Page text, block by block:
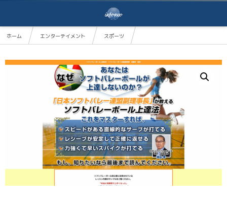
ホーム エンターテイメント
スポーツ